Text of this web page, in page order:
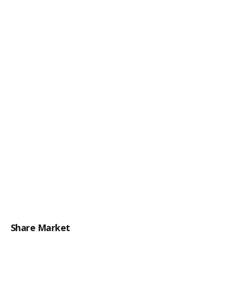
Share Market